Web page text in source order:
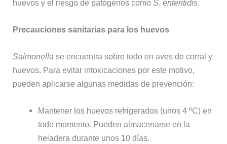
huevos y el riesgo de patógenos comoS. enteritidis.
Precauciones sanitarias para los huevos
Salmonella se encuentra sobre todo en aves de corral y
huevos. Para evitar intoxicaciones por este motivo,
pueden aplicarse algunas medidas de prevención:
Mantener los huevos refrigerados (unos 4 ºC) en
todo momento. Pueden almacenarse en la
heladera durante unos 10 días.